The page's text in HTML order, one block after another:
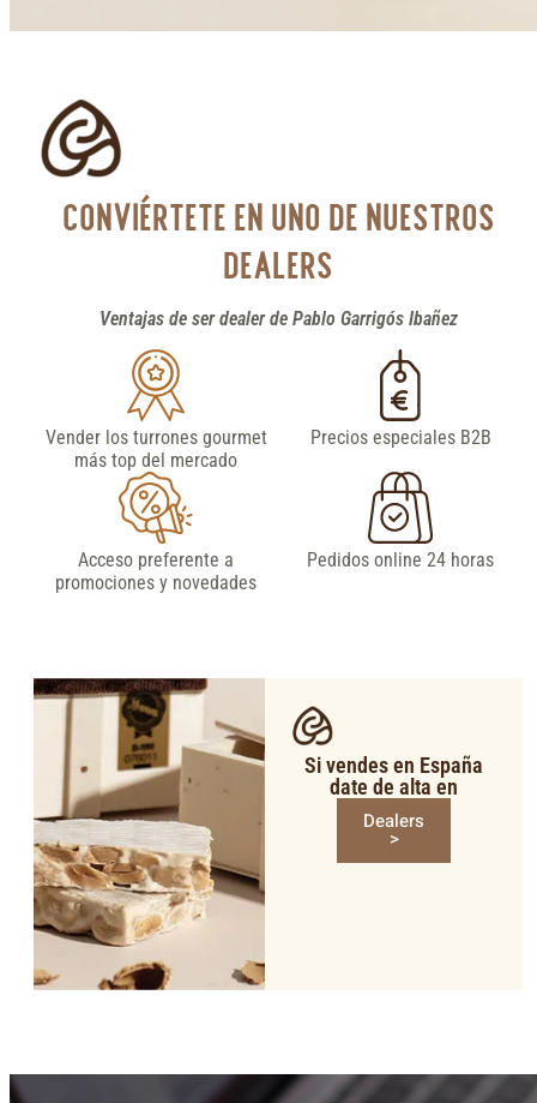
CONVIÉRTETE EN UNO DE NUESTROS
DEALERS
Ventajas de ser dealer de Pablo Garrigós Ibañez
Vender los turrones gourmet
más top del mercado
Precios especiales B2B
Acceso preferente a
promociones y novedades
Pedidos online 24 horas
Si vendes en España
date de alta en
Dealers
>